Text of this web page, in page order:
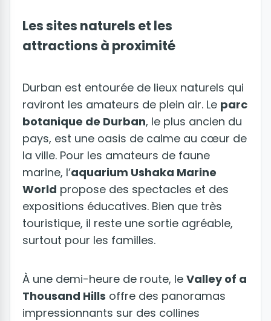
Les sites naturels et les
attractions à proximité
Durban est entourée de lieux naturels qui
raviront les amateurs de plein air. Le parc
botanique de Durban, le plus ancien du
pays, est une oasis de calme au cœur de
la ville. Pour les amateurs de faune
marine, l’aquarium Ushaka Marine
World propose des spectacles et des
expositions éducatives. Bien que très
touristique, il reste une sortie agréable,
surtout pour les familles.
À une demi-heure de route, le Valley of a
Thousand Hills offre des panoramas
impressionnants sur des collines